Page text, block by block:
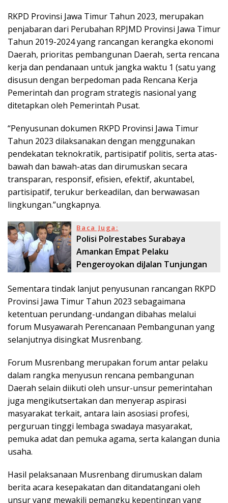
RKPD Provinsi Jawa Timur Tahun 2023, merupakan
penjabaran dari Perubahan RPJMD Provinsi Jawa Timur
Tahun 2019-2024 yang rancangan kerangka ekonomi
Daerah, prioritas pembangunan Daerah, serta rencana
kerja dan pendanaan untuk jangka waktu 1 (satu yang
disusun dengan berpedoman pada Rencana Kerja
Pemerintah dan program strategis nasional yang
ditetapkan oleh Pemerintah Pusat.
“Penyusunan dokumen RKPD Provinsi Jawa Timur
Tahun 2023 dilaksanakan dengan menggunakan
pendekatan teknokratik, partisipatif politis, serta atas-
bawah dan bawah-atas dan dirumuskan secara
transparan, responsif, efisien, efektif, akuntabel,
partisipatif, terukur berkeadilan, dan berwawasan
lingkungan.”ungkapnya.
Baca Juga:
Polisi Polrestabes Surabaya
Amankan Empat Pelaku
Pengeroyokan diJalan Tunjungan
Sementara tindak lanjut penyusunan rancangan RKPD
Provinsi Jawa Timur Tahun 2023 sebagaimana
ketentuan perundang-undangan dibahas melalui
forum Musyawarah Perencanaan Pembangunan yang
selanjutnya disingkat Musrenbang.
Forum Musrenbang merupakan forum antar pelaku
dalam rangka menyusun rencana pembangunan
Daerah selain diikuti oleh unsur-unsur pemerintahan
juga mengikutsertakan dan menyerap aspirasi
masyarakat terkait, antara lain asosiasi profesi,
perguruan tinggi lembaga swadaya masyarakat,
pemuka adat dan pemuka agama, serta kalangan dunia
usaha.
Hasil pelaksanaan Musrenbang dirumuskan dalam
berita acara kesepakatan dan ditandatangani oleh
unsur yang mewakili pemangku kepentingan yang